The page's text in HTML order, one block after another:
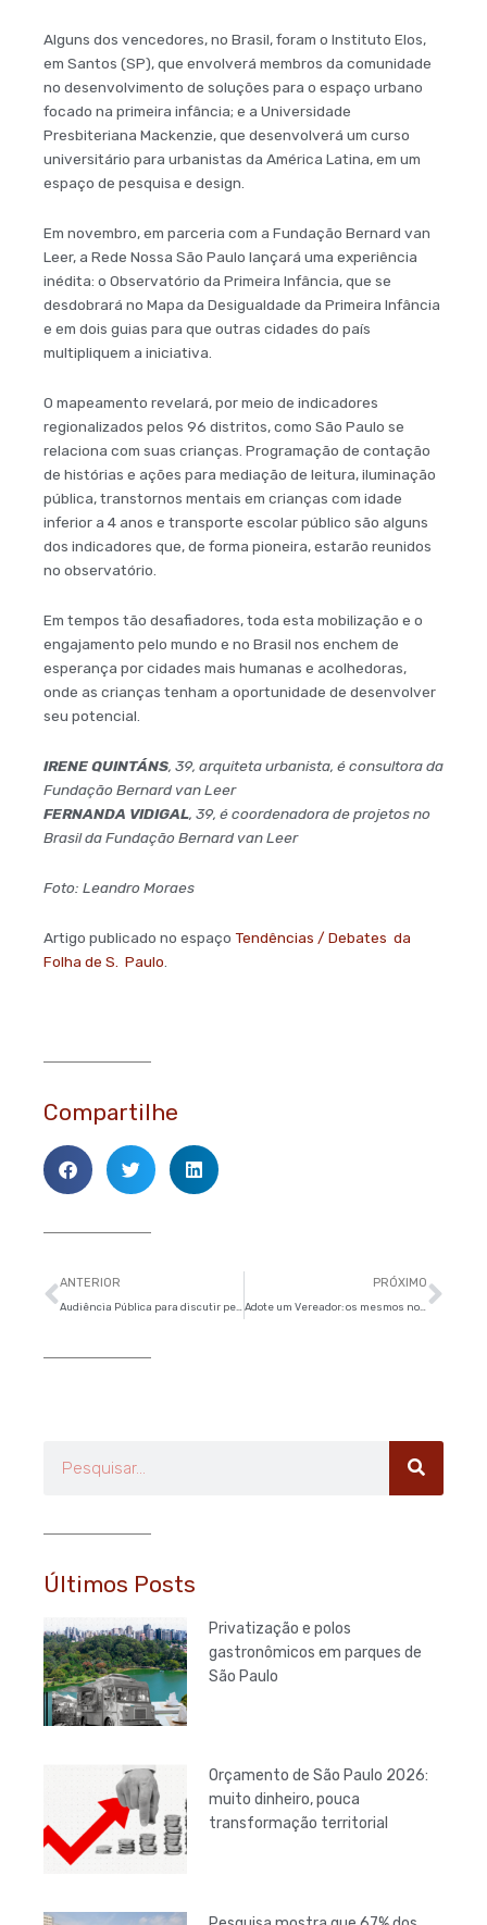
Alguns dos vencedores, no Brasil, foram o Instituto Elos,
em Santos (SP), que envolverá membros da comunidade
no desenvolvimento de soluções para o espaço urbano
focado na primeira infância; e a Universidade
Presbiteriana Mackenzie, que desenvolverá um curso
universitário para urbanistas da América Latina, em um
espaço de pesquisa e design.
Em novembro, em parceria com a Fundação Bernard van
Leer, a Rede Nossa São Paulo lançará uma experiência
inédita: o Observatório da Primeira Infância, que se
desdobrará no Mapa da Desigualdade da Primeira Infância
e em dois guias para que outras cidades do país
multipliquem a iniciativa.
O mapeamento revelará, por meio de indicadores
regionalizados pelos 96 distritos, como São Paulo se
relaciona com suas crianças. Programação de contação
de histórias e ações para mediação de leitura, iluminação
pública, transtornos mentais em crianças com idade
inferior a 4 anos e transporte escolar público são alguns
dos indicadores que, de forma pioneira, estarão reunidos
no observatório.
Em tempos tão desafiadores, toda esta mobilização e o
engajamento pelo mundo e no Brasil nos enchem de
esperança por cidades mais humanas e acolhedoras,
onde as crianças tenham a oportunidade de desenvolver
seu potencial.
IRENE QUINTÁNS, 39, arquiteta urbanista, é consultora da
Fundação Bernard van Leer
FERNANDA VIDIGAL, 39, é coordenadora de projetos no
Brasil da Fundação Bernard van Leer
Foto: Leandro Moraes
Artigo publicado no espaço Tendências / Debates da
Folha de S. Paulo
Compartilhe
Anterior
ANTERIOR PRÓXIMO
Adote um Vereador: os mesmos nomes e as mesmas caras mas sempre dispostos a mudar
Últimos Posts
Privatização e polos
gastronômicos em parques de
São Paulo
Orçamento de São Paulo 2026:
muito dinheiro, pouca
transformação territorial